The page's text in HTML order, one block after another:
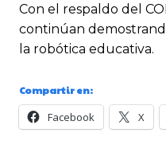
Con el respaldo del
continúan
la robótica educativa.
Compartir en:
Facebook X